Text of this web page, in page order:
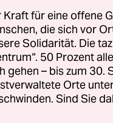
Fonds
braucht
unterstützen
für eine offene
die sich vor
Solidarität. Die
50 Prozent
gehen – bis zum
Orte
Sind Sie